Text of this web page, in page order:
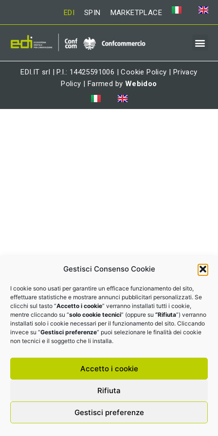
Gestisci Consenso Cookie
I cookie sono usati per garantire un efficace funzionamento del sito,
effettuare statistiche e mostrare annunci pubblicitari personalizzati. Se
clicchi sul tasto “Accetto i cookie” verranno installati tutti i cookie,
mentre cliccando su “solo cookie tecnici” (oppure su “Rifiuta”) verranno
installati solo i cookie necessari per il funzionamento del sito. Cliccando
invece su “Gestisci preferenze” puoi selezionare le finalità dei cookie
non tecnici e il soggetto che li installa.
Accetto i cookie
Rifiuta
Gestisci preferenze
EDI SPIN MARKETPLACE
EDI.IT srl | P.I.: 14425591006 |Cookie Policy | Privacy
Policy | Farmed by Webidoo